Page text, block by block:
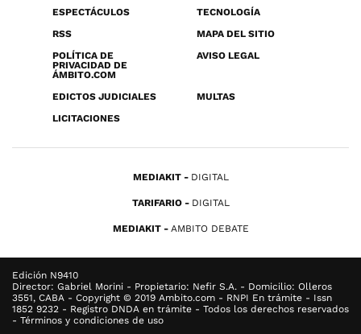
ESPECTÁCULOS
TECNOLOGÍA
RSS
MAPA DEL SITIO
POLÍTICA DE
PRIVACIDAD DE
ÁMBITO.COM
AVISO LEGAL
EDICTOS JUDICIALES
MULTAS
LICITACIONES
MEDIAKIT DIGITAL
TARIFARIO DIGITAL
MEDIAKIT AMBITO DEBATE
Edición N9410
Director: Gabriel Morini - Propietario: Nefir S.A. - Domicilio: Olleros
3551, CABA - Copyright © 2019 Ambito.com - RNPI En trámite - Issn
1852 9232 - Registro DNDA en trámite - Todos los derechos reservados
- Términos y condiciones de uso